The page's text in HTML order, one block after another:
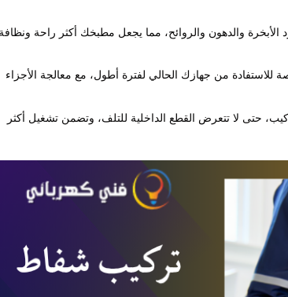
والدهون والروائح، مما يجعل مطبخك أكثر راحة
من جهازك الحالي لفترة أطول، مع معالجة الأجزاء
حتى لا تتعرض القطع الداخلية للتلف، وتضمن تشغيل أكثر